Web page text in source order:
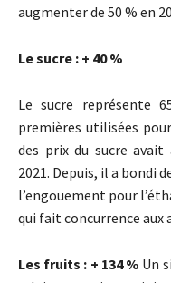
augmenter de 50 % en
Le sucre : + 40 %
Le sucre représente
premières utilisées
des prix du sucre
2021. Depuis, il a bondi
l’engouement pour
qui fait concurrence aux
Les fruits : + 134 % Un